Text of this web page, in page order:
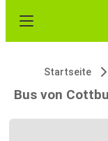
Startseite
Bus von